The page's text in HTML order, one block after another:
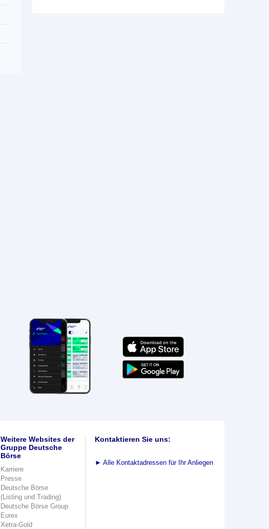
Weitere Websites der
Gruppe Deutsche
Börse
Karriere
Presse
Deutsche Börse
(Listing und Trading)
Deutsche Börse Group
Eurex
Xetra-Gold
Kontaktieren Sie uns:
► Alle Kontaktadressen für Ihr Anliegen